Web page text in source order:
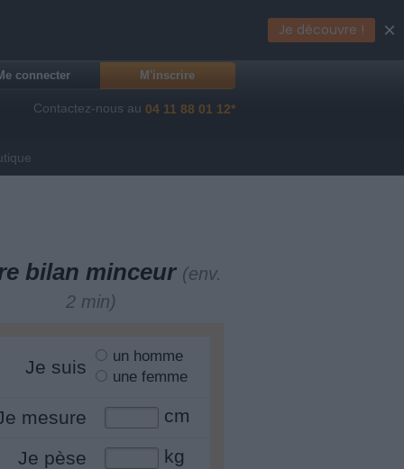
connecter M'inscrire
Contactez-nous au 04 11 88 01 12*
bilan minceur (env.
2 min)
Je suis
un homme
une femme
mesure cm
Je pèse
kg
Je découvre ! ×